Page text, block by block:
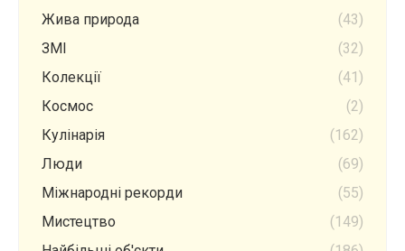
Жива природа
(43)
ЗМІ
(32)
Колекції
(41)
Космос
(2)
Кулінарія
(162)
Люди
(69)
Міжнародні рекорди
(55)
Мистецтво
(149)